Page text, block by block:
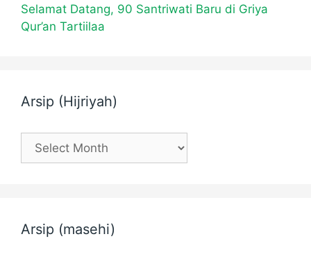
Selamat Datang, 90 Santriwati Baru di Griya
Qur’an Tartiilaa
Arsip (Hijriyah)
Arsip
(Hijriyah)
Arsip (masehi)